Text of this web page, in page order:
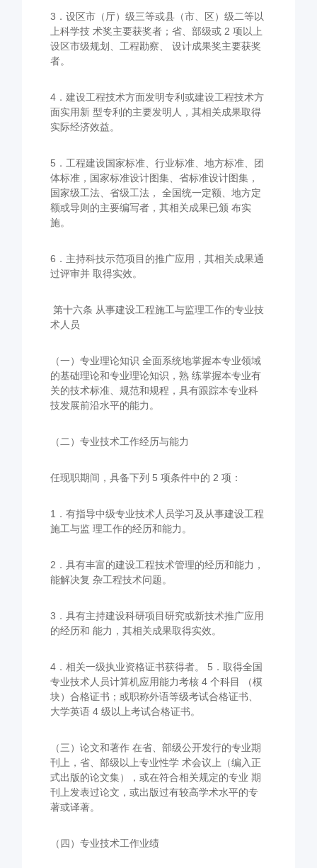
3．设区市（厅）级三等或县（市、区）级二等以
上科学技 术奖主要获奖者；省、部级或 2 项以上
设区市级规划、工程勘察、 设计成果奖主要获奖
者。
4．建设工程技术方面发明专利或建设工程技术方
面实用新 型专利的主要发明人，其相关成果取得
实际经济效益。
5．工程建设国家标准、行业标准、地方标准、团
体标准，国家标准设计图集、省标准设计图集，
国家级工法、省级工法， 全国统一定额、地方定
额或导则的主要编写者，其相关成果已颁 布实
施。
6．主持科技示范项目的推广应用，其相关成果通
过评审并 取得实效。
第十六条 从事建设工程施工与监理工作的专业技
术人员
（一）专业理论知识 全面系统地掌握本专业领域
的基础理论和专业理论知识，熟 练掌握本专业有
关的技术标准、规范和规程，具有跟踪本专业科
技发展前沿水平的能力。
（二）专业技术工作经历与能力
任现职期间，具备下列 5 项条件中的 2 项：
1．有指导中级专业技术人员学习及从事建设工程
施工与监 理工作的经历和能力。
2．具有丰富的建设工程技术管理的经历和能力，
能解决复 杂工程技术问题。
3．具有主持建设科研项目研究或新技术推广应用
的经历和 能力，其相关成果取得实效。
4．相关一级执业资格证书获得者。 5．取得全国
专业技术人员计算机应用能力考核 4 个科目 （模
块）合格证书；或职称外语等级考试合格证书、
大学英语 4 级以上考试合格证书。
（三）论文和著作 在省、部级公开发行的专业期
刊上，省、部级以上专业性学 术会议上（编入正
式出版的论文集），或在符合相关规定的专业 期
刊上发表过论文，或出版过有较高学术水平的专
著或译著。
（四）专业技术工作业绩